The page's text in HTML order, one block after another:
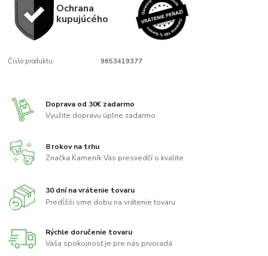
Ochrana
kupujúcého
Číslo produktu: 9653419377
Doprava od 30€ zadarmo
Využite dopravu úplne zadarmo
8 rokov na trhu
Značka Kameník Vás presvedčí o kvalite
30 dní na vrátenie tovaru
Predĺžili sme dobu na vrátenie tovaru
Rýchle doručenie tovaru
Vaša spokojnosť je pre nás prvoradá